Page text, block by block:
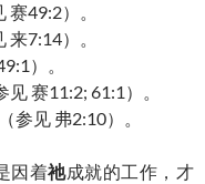
49:2）。
7:14）。
）。
赛11:2; 61:1）。
参见 弗2:10）。
因着祂成就的工作，才